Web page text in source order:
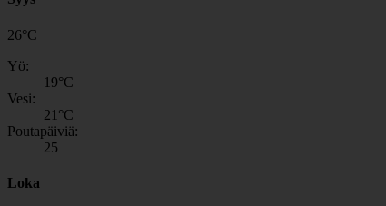
26°C
Yö:
19°C
Vesi:
21 °C
Poutapäiviä:
25
Loka